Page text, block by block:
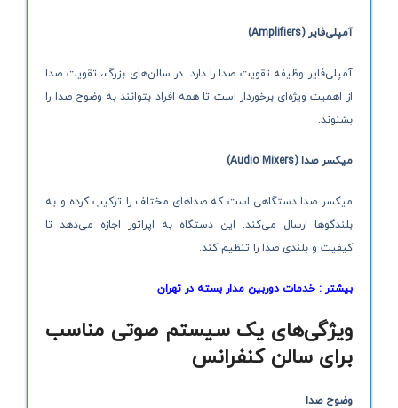
آمپلی‌فایر (Amplifiers)
آمپلی‌فایر وظیفه تقویت صدا را دارد. در سالن‌های بزرگ، تقویت صدا
از اهمیت ویژه‌ای برخوردار است تا همه افراد بتوانند به وضوح صدا را
بشنوند.
میکسر صدا (Audio Mixers)
میکسر صدا دستگاهی است که صداهای مختلف را ترکیب کرده و به
بلندگوها ارسال می‌کند. این دستگاه به اپراتور اجازه می‌دهد تا
کیفیت و بلندی صدا را تنظیم کند.
بیشتر :خدمات دوربین مدار بسته در تهران
ویژگی‌های یک سیستم صوتی مناسب
برای سالن کنفرانس
وضوح صدا